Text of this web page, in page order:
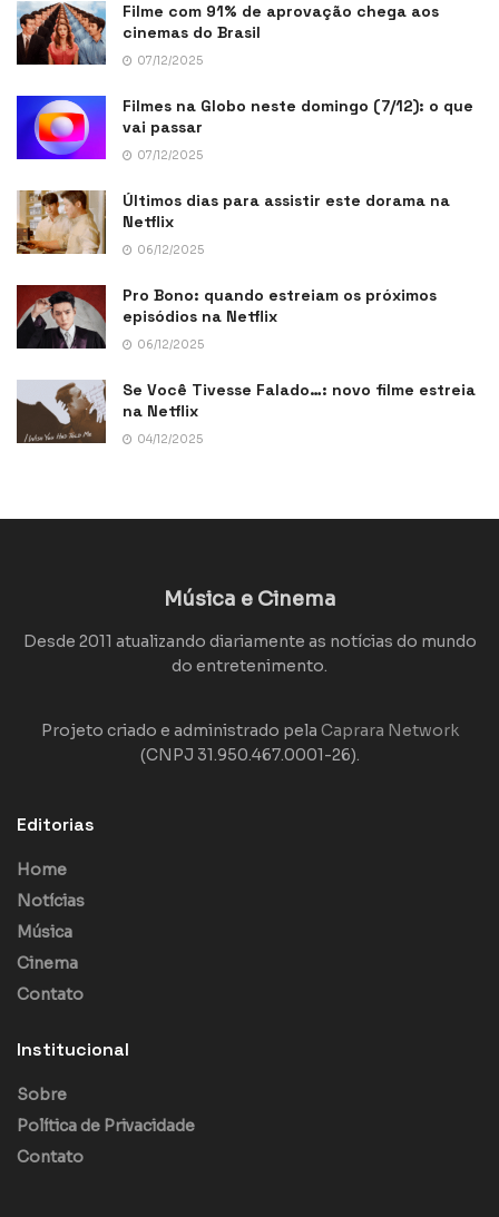
Filme com 91% de aprovação chega aos
cinemas do Brasil
07/12/2025
Filmes na Globo neste domingo (7/12): o que
vai passar
07/12/2025
Últimos dias para assistir este dorama na
Netflix
06/12/2025
Pro Bono: quando estreiam os próximos
episódios na Netflix
06/12/2025
Se Você Tivesse Falado…: novo filme estreia
na Netflix
04/12/2025
Música e Cinema
Desde 2011 atualizando diariamente as notícias do mundo
do entretenimento.
Projeto criado e administrado pela Caprara Network
(CNPJ 31.950.467.0001-26).
Editorias
Home
Notícias
Música
Cinema
Contato
Institucional
Sobre
Política de Privacidade
Contato